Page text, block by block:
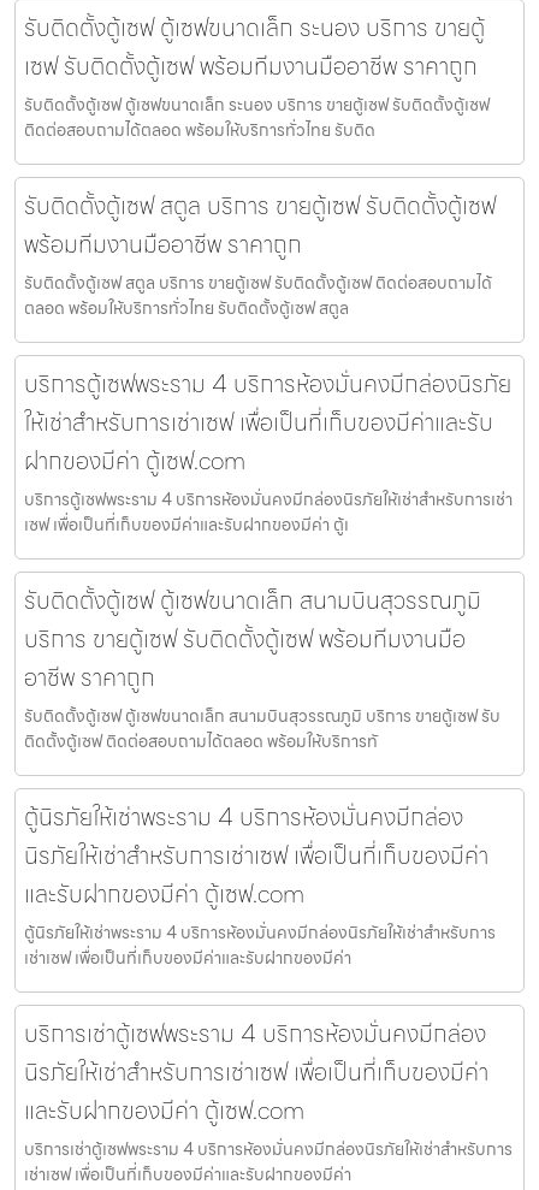
รับติดตั้งตู้เซฟ ตู้เซฟขนาดเล็ก ระนอง บริการ ขายตู้
เซฟ รับติดตั้งตู้เซฟ พร้อมทีมงานมืออาชีพ ราคาถูก
รับติดตั้งตู้เซฟ ตู้เซฟขนาดเล็ก ระนอง บริการ ขายตู้เซฟ รับติดตั้งตู้เซฟ
ติดต่อสอบถามได้ตลอด พร้อมให้บริการทั่วไทย รับติด
รับติดตั้งตู้เซฟ สตูล บริการ ขายตู้เซฟ รับติดตั้งตู้เซฟ
พร้อมทีมงานมืออาชีพ ราคาถูก
รับติดตั้งตู้เซฟ สตูล บริการ ขายตู้เซฟ รับติดตั้งตู้เซฟ ติดต่อสอบถามได้
ตลอด พร้อมให้บริการทั่วไทย รับติดตั้งตู้เซฟ สตูล
บริการตู้เซฟพระราม 4 บริการห้องมั่นคงมีกล่องนิรภัย
ให้เช่าสำหรับการเช่าเซฟ เพื่อเป็นที่เก็บของมีค่าและรับ
ฝากของมีค่า ตู้เซฟ.com
บริการตู้เซฟพระราม 4 บริการห้องมั่นคงมีกล่องนิรภัยให้เช่าสำหรับการเช่า
เซฟ เพื่อเป็นที่เก็บของมีค่าและรับฝากของมีค่า ตู้เ
รับติดตั้งตู้เซฟ ตู้เซฟขนาดเล็ก สนามบินสุวรรณภูมิ
บริการ ขายตู้เซฟ รับติดตั้งตู้เซฟ พร้อมทีมงานมือ
อาชีพ ราคาถูก
รับติดตั้งตู้เซฟ ตู้เซฟขนาดเล็ก สนามบินสุวรรณภูมิ บริการ ขายตู้เซฟ รับ
ติดตั้งตู้เซฟ ติดต่อสอบถามได้ตลอด พร้อมให้บริการทั
ตู้นิรภัยให้เช่าพระราม 4 บริการห้องมั่นคงมีกล่อง
นิรภัยให้เช่าสำหรับการเช่าเซฟ เพื่อเป็นที่เก็บของมีค่า
และรับฝากของมีค่า ตู้เซฟ.com
ตู้นิรภัยให้เช่าพระราม 4 บริการห้องมั่นคงมีกล่องนิรภัยให้เช่าสำหรับการ
เช่าเซฟ เพื่อเป็นที่เก็บของมีค่าและรับฝากของมีค่า
บริการเช่าตู้เซฟพระราม 4 บริการห้องมั่นคงมีกล่อง
นิรภัยให้เช่าสำหรับการเช่าเซฟ เพื่อเป็นที่เก็บของมีค่า
และรับฝากของมีค่า ตู้เซฟ.com
บริการเช่าตู้เซฟพระราม 4 บริการห้องมั่นคงมีกล่องนิรภัยให้เช่าสำหรับการ
เช่าเซฟ เพื่อเป็นที่เก็บของมีค่าและรับฝากของมีค่า